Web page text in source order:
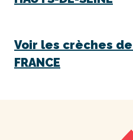
Voir les crèches
FRANCE